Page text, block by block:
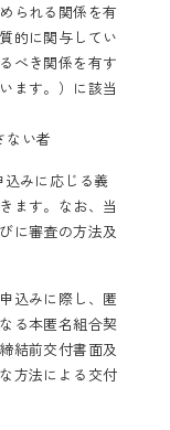
られる関係を有
的に関与してい
べき関係を有す
ます。）に該当
ない者
みに応じる義
ます。なお、当
に審査の方法及
込みに際し、匿
る本匿名組合契
結前交付書面及
方法による交付